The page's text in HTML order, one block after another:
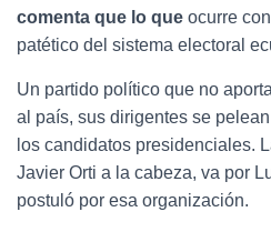
comenta que lo que ocurre
patético del sistema electoral
Un partido político que no
al país, sus dirigentes se
los candidatos presidenciales.
Javier Orti a la cabeza, va por
postuló por esa organización.